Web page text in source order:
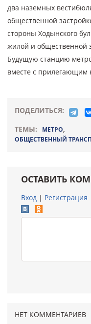
два наземных
общественной
стороны Ходынского
жилой и общественной
Будущую станцию
вместе с прилегающим
ПОДЕЛИТЬСЯ:
ТЕМЫ:
МЕТРО
ОБЩЕСТВЕННЫЙ
ОСТАВИТЬ
Вход | Регистрация
НЕТ КОММЕНТАРИЕВ